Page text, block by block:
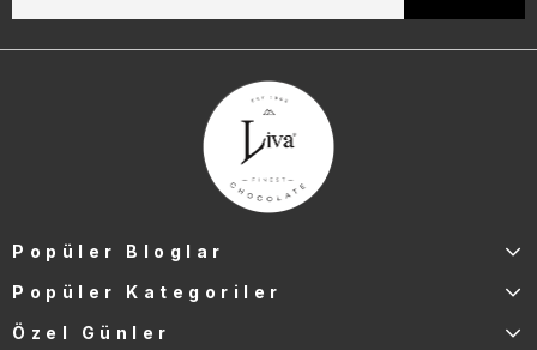
Popüler Bloglar
Popüler Kategoriler
Özel Günler